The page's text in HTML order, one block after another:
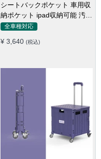
シートバックポケット 車用収
納ポケット ipad収納可能 汚れ
防止 子供のキック対策
全車種対応
¥ 3,640 (税込)